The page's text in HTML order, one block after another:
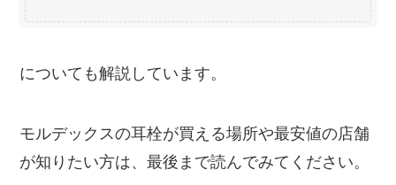
についても解説しています。
モルデックスの耳栓が買える場所や最安値の店舗
が知りたい方は、最後まで読んでみてください。